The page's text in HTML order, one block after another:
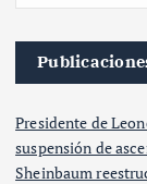
Presidente de
suspensión de
Sheinbaum